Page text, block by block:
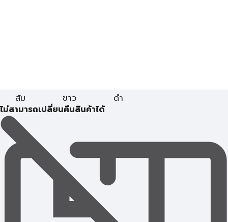
ส้ม ขาว
ดำ
ไม่สามารถเปลี่ยนคืนสินค้าได้